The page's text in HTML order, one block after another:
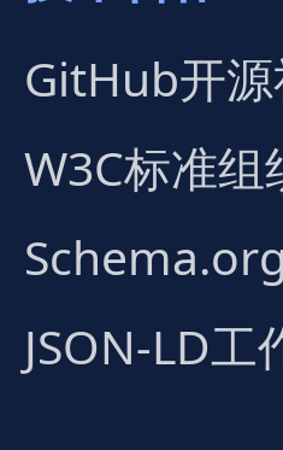
GitHub开
W3C标准组
JSON-LD工